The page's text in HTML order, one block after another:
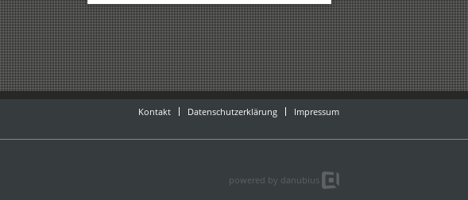
Kontakt Datenschutzerklärung Impressum
powered by danubius